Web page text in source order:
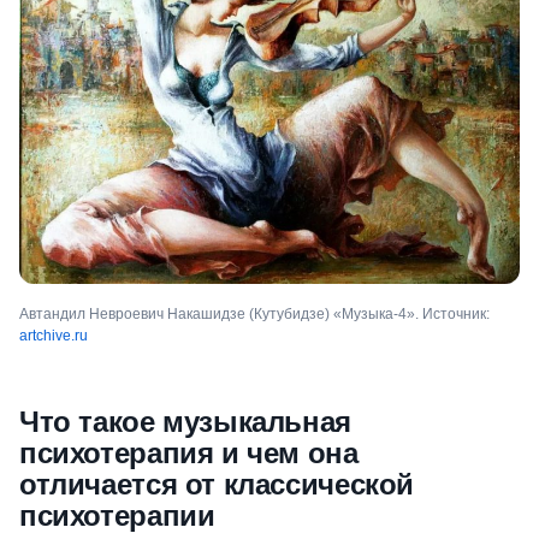
Автандил Невроевич Накашидзе (Кутубидзе) «Музыка-4». Источник:
artchive.ru
Что такое музыкальная
психотерапия и чем она
отличается от классической
психотерапии